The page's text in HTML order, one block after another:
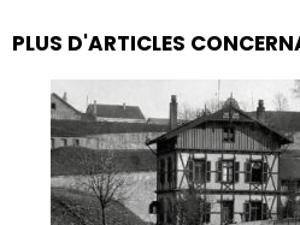
PLUS D'ARTICLES